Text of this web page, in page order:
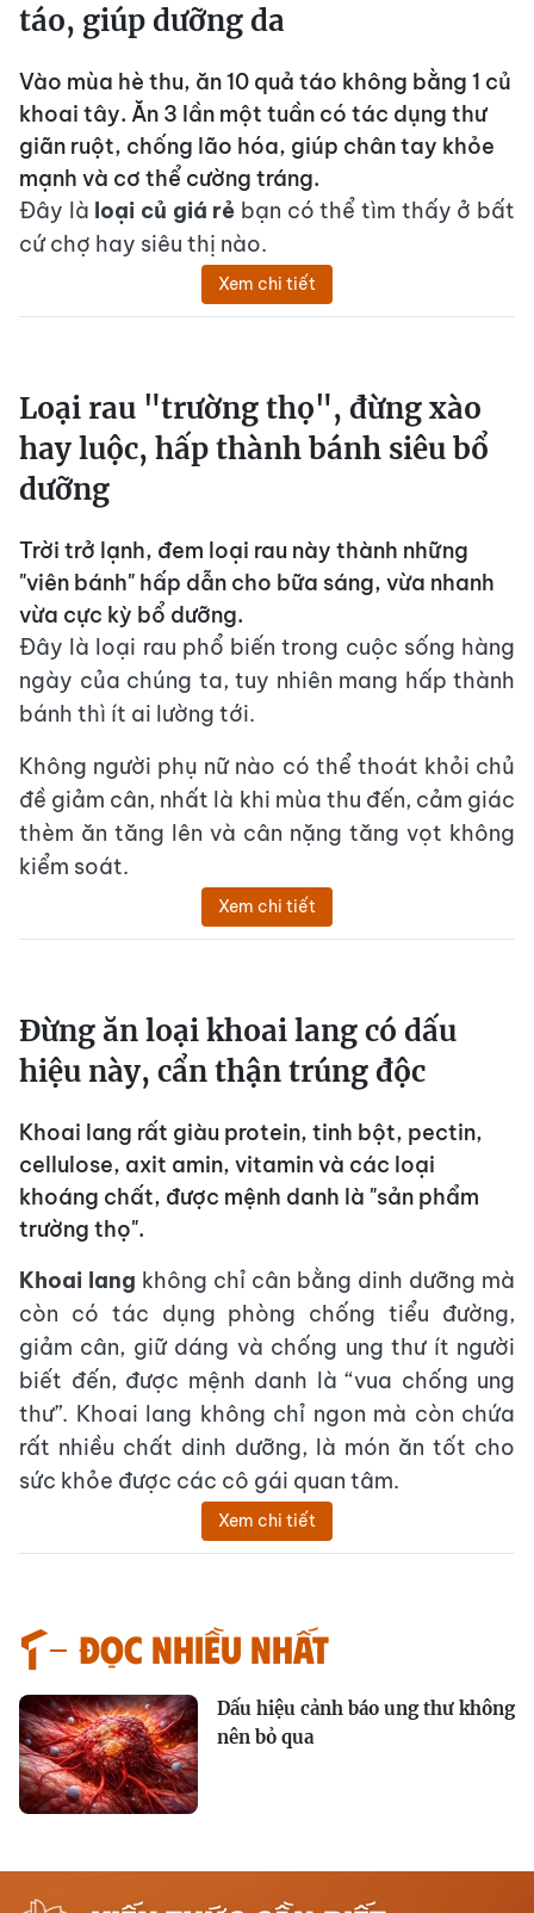
táo, giúp dưỡng da
Vào mùa hè thu, ăn 10 quả táo không bằng 1 củ
khoai tây. Ăn 3 lần một tuần có tác dụng thư
giãn ruột, chống lão hóa, giúp chân tay khỏe
mạnh và cơ thể cường tráng.
Đây là loại củ giá rẻ bạn có thể tìm thấy ở bất
cứ chợ hay siêu thị nào.
Xem chi tiết
Loại rau "trường thọ", đừng xào
hay luộc, hấp thành bánh siêu bổ
dưỡng
Trời trở lạnh, đem loại rau này thành những
"viên bánh" hấp dẫn cho bữa sáng, vừa nhanh
vừa cực kỳ bổ dưỡng.
Đây là loại rau phổ biến trong cuộc sống hàng
ngày của chúng ta, tuy nhiên mang hấp thành
bánh thì ít ai lường tới.
Không người phụ nữ nào có thể thoát khỏi chủ
đề giảm cân, nhất là khi mùa thu đến, cảm giác
thèm ăn tăng lên và cân nặng tăng vọt không
kiểm soát.
Xem chi tiết
Đừng ăn loại khoai lang có dấu
hiệu này, cẩn thận trúng độc
Khoai lang rất giàu protein, tinh bột, pectin,
cellulose, axit amin, vitamin và các loại
khoáng chất, được mệnh danh là "sản phẩm
trường thọ".
Khoai lang không chỉ cân bằng dinh dưỡng mà
còn có tác dụng phòng chống tiểu đường,
giảm cân, giữ dáng và chống ung thư ít người
biết đến, được mệnh danh là “vua chống ung
thư”. Khoai lang không chỉ ngon mà còn chứa
rất nhiều chất dinh dưỡng, là món ăn tốt cho
sức khỏe được các cô gái quan tâm.
Xem chi tiết
Đọc nhiều nhất
Dấu hiệu cảnh báo ung thư không
nên bỏ qua